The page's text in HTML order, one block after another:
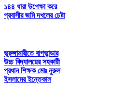
১৪৪ ধারা উপেক্ষা করে
প্রবাসীর জমি দখলের চেষ্টা
ভূরুঙ্গামারীতে বাগভান্ডার
উচ্চ বিদ্যালয়ের সহকারী
প্রধান শিক্ষক মোঃ নুরুল
ইসলামের ইন্তেকাল